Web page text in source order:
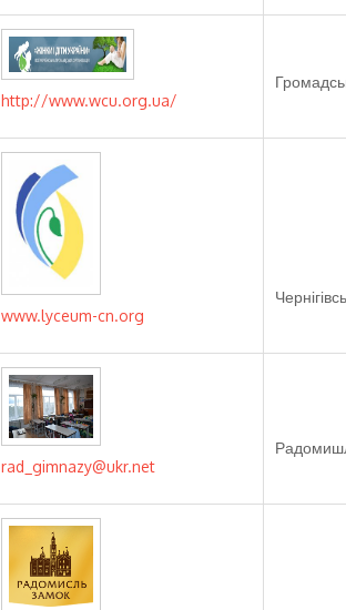
http://www.wcu.org.ua/
www.lyceum-cn.org
rad_gimnazy@ukr.net